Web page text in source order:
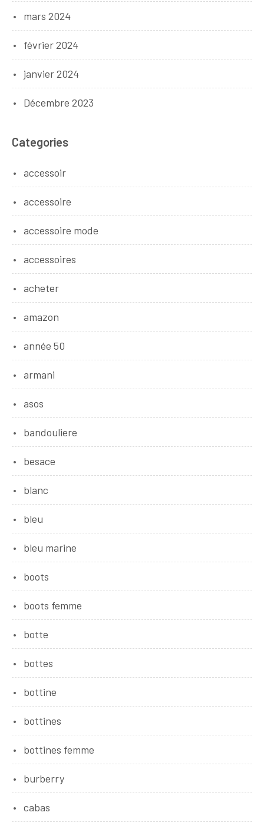
mars 2024
février 2024
janvier 2024
Décembre 2023
Categories
accessoir
accessoire
accessoire mode
accessoires
acheter
amazon
année 50
armani
asos
bandouliere
besace
blanc
bleu
bleu marine
boots
boots femme
botte
bottes
bottine
bottines
bottines femme
burberry
cabas